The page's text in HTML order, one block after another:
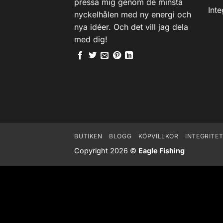
pressa mig genom de minsta
nyckelhålen med ny energi och
nya idéer. Och det vill jag dela
med dig!
BUTIKEN BLOGG KÖPVILLKOR
Copyright 2026 © Eagle Fishing